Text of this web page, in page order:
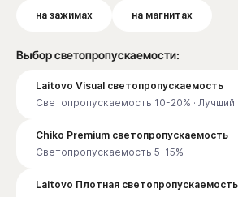
на зажимах на магнитах
Выбор светопропускаемости:
Laitovo Visual светопропускаемость
Светопропускаемость 10-20% · Лучший
Chiko Premium светопропускаемость
Светопропускаемость 5-15%
Laitovo Плотная светопропускаемость